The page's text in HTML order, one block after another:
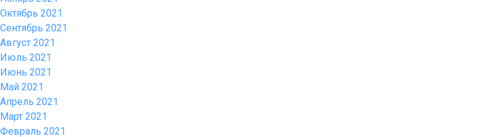
Октябрь 2021
Сентябрь 2021
Август 2021
Июль 2021
Июнь 2021
Май 2021
Апрель 2021
Март 2021
Февраль 2021